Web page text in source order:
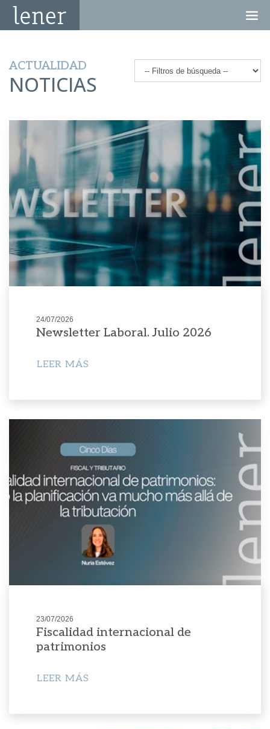
ACTUALIDAD
NOTICIAS
24/07/2026
Newsletter Laboral. Julio 2026
LEER MÁS
23/07/2026
Fiscalidad internacional de
patrimonios
LEER MÁS